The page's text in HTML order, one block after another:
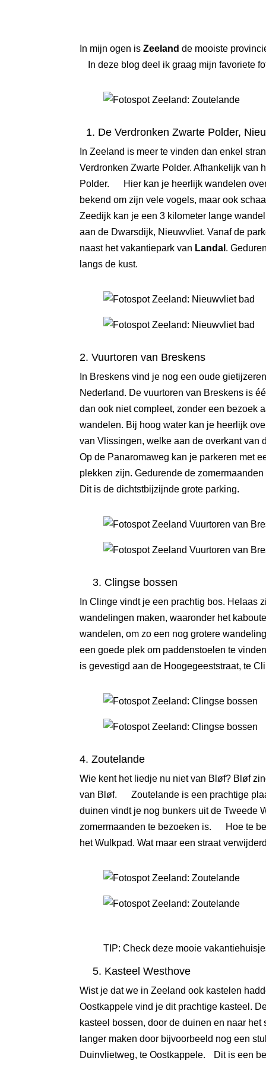
In mijn ogen isZeeland de mooiste
In deze blog deel ik graag mijn favoriete
1. De Verdronken Zwarte Polder,
In Zeeland is meer te vinden dan enkel
Verdronken Zwarte Polder. Afhankelijk van
Polder. Hier kan je heerlijk wandelen
bekend om zijn vele vogels, maar ook
Zeedijk kan je een 3 kilometer lange
aan de Dwarsdijk, Nieuwvliet. Vanaf de
naast het vakantiepark van Landal .
langs de kust.
2. Vuurtoren van Breskens
In Breskens vind je nog een oude
Nederland. De vuurtoren van Breskens is
dan ook niet compleet, zonder een
wandelen. Bij hoog water kan je heerlijk
van Vlissingen, welke aan de overkant
Op de Panaromaweg kan je parkeren met
plekken zijn. Gedurende de
Dit is de dichtstbijzijnde grote parking.
3. Clingse bossen
In Clinge vindt je een prachtig bos. Helaas
wandelingen maken, waaronder het
wandelen, om zo een nog grotere
een goede plek om paddenstoelen te
is gevestigd aan de Hoogegeeststraat, te
4. Zoutelande
Wie kent het liedje nu niet van Bløf? Bløf
van Bløf. Zoutelande is een prachtige
duinen vindt je nog bunkers uit de Tweede
zomermaanden te bezoeken is. Hoe te
het Wulkpad. Wat maar een straat
TIP: Check deze mooie
5. Kasteel Westhove
Wist je dat we in Zeeland ook kastelen
Oostkappele vind je dit prachtige kasteel.
kasteel bossen, door de duinen en naar
langer maken door bijvoorbeeld nog een
Duinvlietweg, te Oostkappele. Dit is een